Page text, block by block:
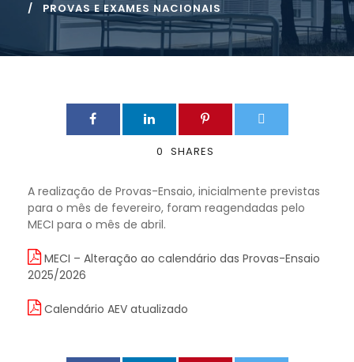
PROVAS E EXAMES NACIONAIS
0 SHARES
A realização de Provas-Ensaio, inicialmente previstas
para o mês de fevereiro, foram reagendadas pelo
MECI para o mês de abril.
MECI – Alteração ao calendário das Provas-Ensaio
2025/2026
Calendário AEV atualizado